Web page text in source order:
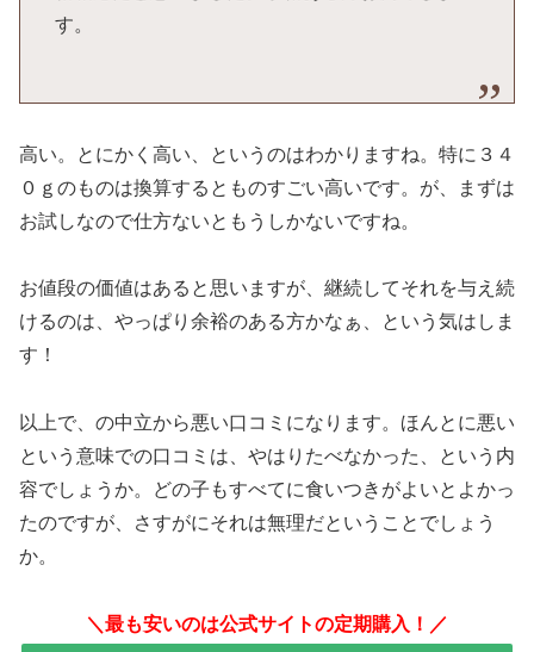
す。
高い。とにかく高い、というのはわかりますね。特に３４
０ｇのものは換算するとものすごい高いです。が、まずは
お試しなので仕方ないともうしかないですね。
お値段の価値はあると思いますが、継続してそれを与え続
けるのは、やっぱり余裕のある方かなぁ、という気はしま
す！
以上で、の中立から悪い口コミになります。ほんとに悪い
という意味での口コミは、やはりたべなかった、という内
容でしょうか。どの子もすべてに食いつきがよいとよかっ
たのですが、さすがにそれは無理だということでしょう
か。
＼最も安いのは公式サイトの定期購入！／